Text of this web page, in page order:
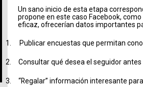
Un sano inicio de esta etapa
propone en este caso Facebook,
eficaz, ofrecerían datos importantes
1. Publicar encuestas que permitan
2. Consultar qué desea el seguidor
3. “Regalar” información interesante